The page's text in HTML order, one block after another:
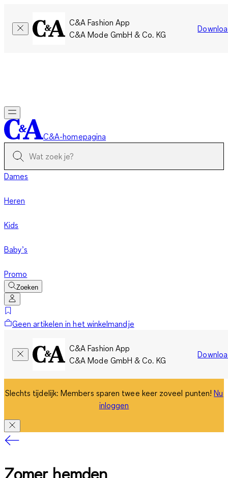
C&A Fashion App
C&A Mode GmbH & Co. KG
C&A-homepagina
Dames
Heren
Kids
Baby’s
Promo
Zoeken
Geen artikelen in het winkelmandje
C&A Fashion App
C&A Mode GmbH & Co. KG
Slechts tijdelijk: Members sparen twee keer zoveel punten!Nu
inloggen